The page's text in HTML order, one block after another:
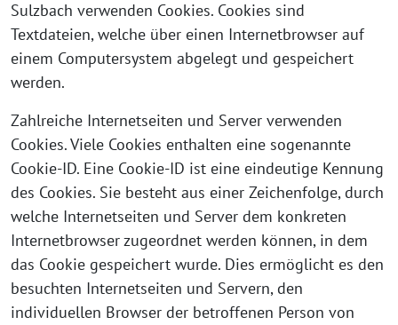
Sulzbach verwenden Cookies. Cookies sind
Textdateien, welche über einen Internetbrowser auf
einem Computersystem abgelegt und gespeichert
werden.
Zahlreiche Internetseiten und Server verwenden
Cookies. Viele Cookies enthalten eine sogenannte
Cookie-ID. Eine Cookie-ID ist eine eindeutige Kennung
des Cookies. Sie besteht aus einer Zeichenfolge, durch
welche Internetseiten und Server dem konkreten
Internetbrowser zugeordnet werden können, in dem
das Cookie gespeichert wurde. Dies ermöglicht es den
besuchten Internetseiten und Servern, den
individuellen Browser der betroffenen Person von